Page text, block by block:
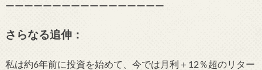
ーーーーーーーーーーーーーーーーー
さらなる追伸：
私は約6年前に投資を始めて、今では月利＋12％超のリター